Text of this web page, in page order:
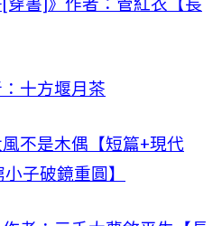
十方堰月茶
不是木偶【短篇+現代
子破鏡重圓】